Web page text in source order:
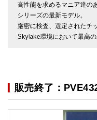
高性能を求めるマニア達の
シリーズの最新モデル。
厳密に検査、選定されたチ
Skylake環境において最高
販売終了：